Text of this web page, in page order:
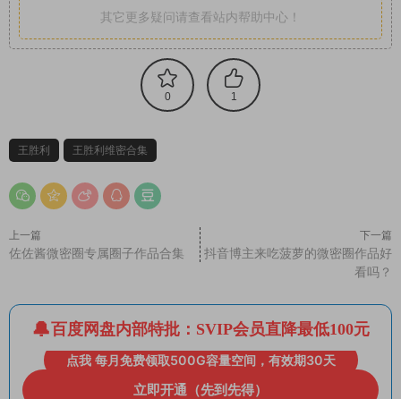
其它更多疑问请查看站内帮助中心！
0 1
王胜利 王胜利维密合集
上一篇
佐佐酱微密圈专属圈子作品合集
下一篇
抖音博主来吃菠萝的微密圈作品好
看吗？
百度网盘内部特批：SVIP会员直降最低100元
点我 每月免费领取500G容量空间，有效期30天
立即开通（先到先得）